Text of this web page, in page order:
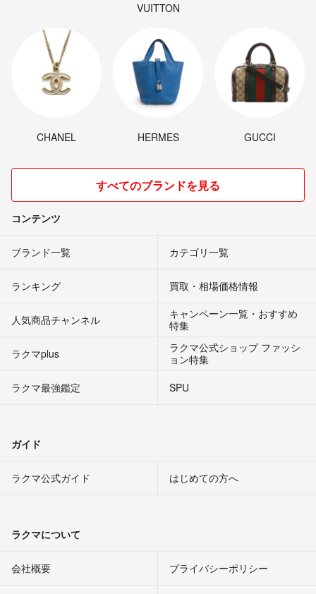
VUITTON
CHANEL HERMES GUCCI
すべてのブランドを見る
コンテンツ
ブランド一覧 カテゴリ一覧
ランキング 買取・相場価格情報
人気商品チャンネル
キャンペーン一覧・おすすめ
特集
ラクマplus
ラクマ公式ショップ ファッシ
ョン特集
ラクマ最強鑑定
SPU
ガイド
ラクマ公式ガイド はじめての方へ
ラクマについて
会社概要 プライバシーポリシー